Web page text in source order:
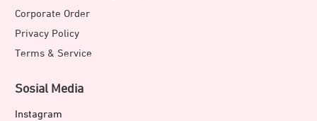
Corporate Order
Privacy Policy
Terms & Service
Sosial Media
Instagram